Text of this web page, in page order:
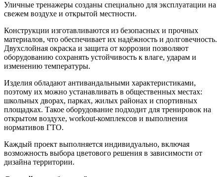
Уличные тренажеры созданы специально для эксплуатации на
свежем воздухе и открытой местности.
Конструкции изготавливаются из безопасных и прочных
материалов, что обеспечивает их надёжность и долговечность.
Двухслойная окраска и защита от коррозии позволяют
оборудованию сохранять устойчивость к влаге, ударам и
изменению температуры.
Изделия обладают антивандальными характеристиками,
поэтому их можно устанавливать в общественных местах:
школьных дворах, парках, жилых районах и спортивных
площадках. Такое оборудование подходит для тренировок на
открытом воздухе, workout-комплексов и выполнения
нормативов ГТО.
Каждый проект выполняется индивидуально, включая
возможность выбора цветового решения в зависимости от
дизайна территории.